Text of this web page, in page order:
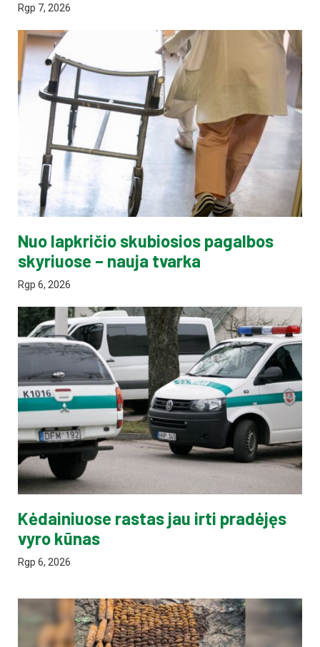
Rgp 7, 2026
Nuo lapkričio skubiosios pagalbos
skyriuose – nauja tvarka
Rgp 6, 2026
Kėdainiuose rastas jau irti pradėjęs
vyro kūnas
Rgp 6, 2026